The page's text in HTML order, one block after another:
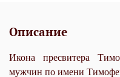
Описание
Икона пресвитера
мужчин по имени